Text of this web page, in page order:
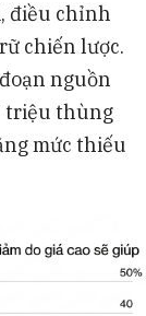
điều chỉnh
chiến lược.
nguồn
triệu thùng
mức thiếu